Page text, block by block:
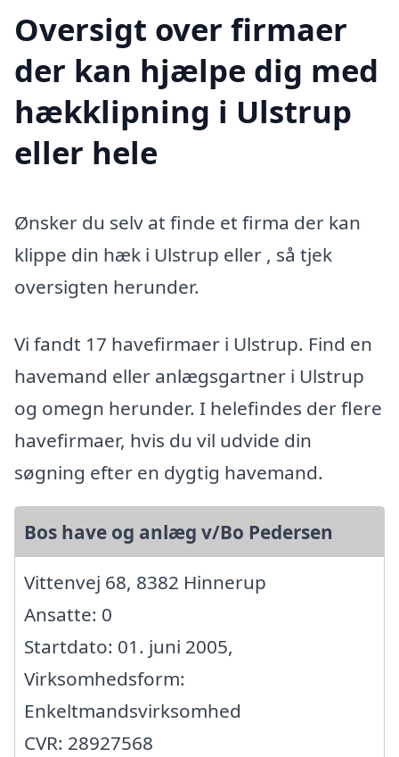
Oversigt over firmaer
der kan hjælpe dig med
hækklipning i Ulstrup
eller hele
Ønsker du selv at finde et firma der kan
klippe din hæk i Ulstrup eller , så tjek
oversigten herunder.
Vi fandt 17 havefirmaer i Ulstrup. Find en
havemand eller anlægsgartner i Ulstrup
og omegn herunder. I helefindes der flere
havefirmaer, hvis du vil udvide din
søgning efter en dygtig havemand.
Bos have og anlæg v/Bo Pedersen
Vittenvej 68, 8382 Hinnerup
Ansatte: 0
Startdato: 01. juni 2005,
Virksomhedsform:
Enkeltmandsvirksomhed
CVR: 28927568